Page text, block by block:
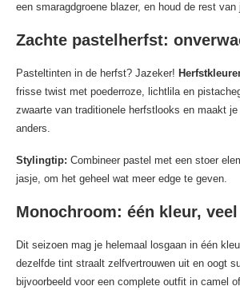
een smaragdgroene blazer, en houd de rest van
Zachte pastelherfst:
Pasteltinten in de herfst? Jazeker!
frisse twist met poederroze, lichtlila en
zwaarte van traditionele herfstlooks en maakt
anders.
Stylingtip: Combineer pastel met een stoer
jasje, om het geheel wat meer edge te geven.
Monochroom: één kleur,
Dit seizoen mag je helemaal losgaan in één
dezelfde tint straalt zelfvertrouwen uit en oogt
bijvoorbeeld voor een complete outfit in camel